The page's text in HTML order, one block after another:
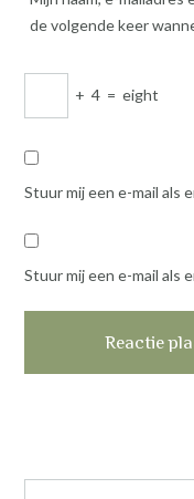
de volgende keer
+ 4 = eight
Stuur mij een e-mail als
Stuur mij een e-mail als